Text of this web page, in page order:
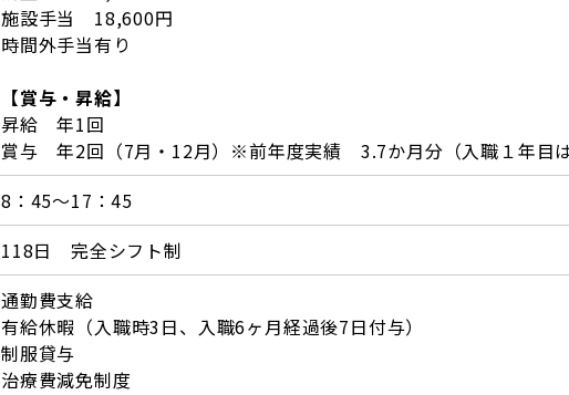
施設手当 18,600円
時間外手当有り
【賞与・昇給】
昇給 年1回
賞与 年2回（7月・12月）※前年度実績 3.7か月分（入職１年目は
8：45～17：45
118日 完全シフト制
通勤費支給
有給休暇（入職時3日、入職6ヶ月経過後7日付与）
制服貸与
治療費減免制度